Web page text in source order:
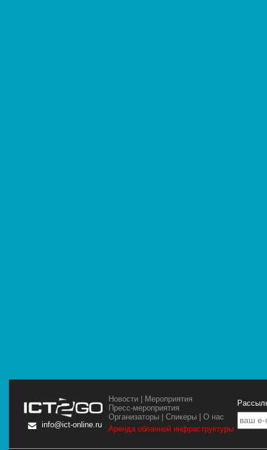
info@ict-online.ru
Новости | Мероприятия
Пресс-мероприятия
Организаторы |Спикеры |О нас
Аренда облачной инфраструктуры